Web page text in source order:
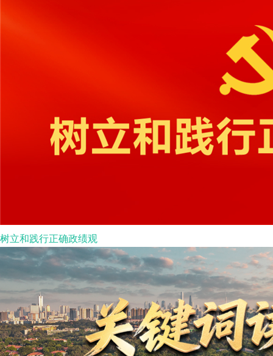
树立和践行正确政绩观